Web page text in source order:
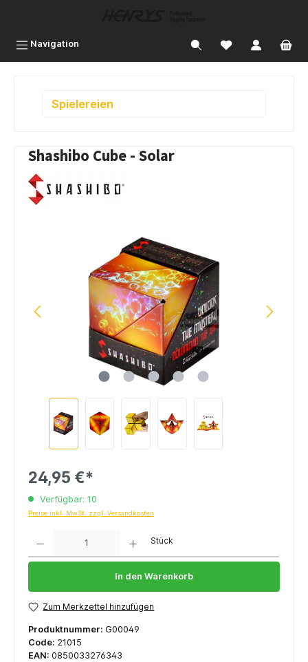
Navigation
Spielereien
Shashibo Cube - Solar
24,95 €*
Verfügbar: 10
Preise inkl. MwSt. zzgl. Versandkosten
Stück
In den Warenkorb
Zum Merkzettel hinzufügen
Produktnummer: G00049
Code: 21015
EAN: 0850033276343